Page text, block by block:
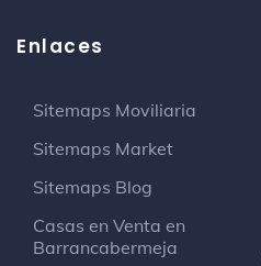
Enlaces
Sitemaps Moviliaria
Sitemaps Market
Sitemaps Blog
Casas en Venta en
Barrancabermeja